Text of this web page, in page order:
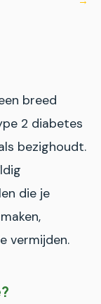
breed
2 diabetes
bezighoudt.
die je
vermijden.